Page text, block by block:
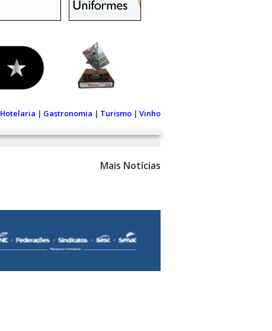
Hotelaria | Gastronomia | Turismo | Vinho
Mais Notícias